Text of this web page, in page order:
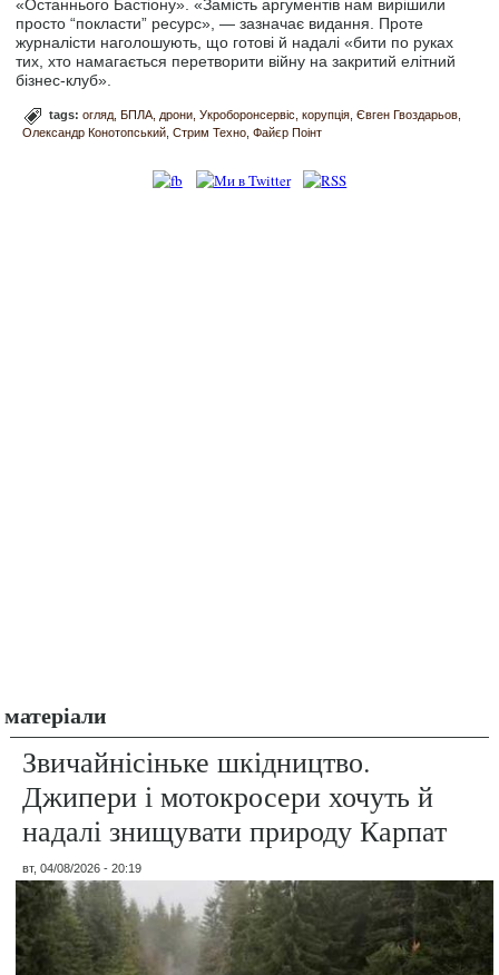
«Останнього Бастіону». «Замість аргументів нам вирішили
просто “покласти” ресурс», — зазначає видання. Проте
журналісти наголошують, що готові й надалі «бити по руках
тих, хто намагається перетворити війну на закритий елітний
бізнес-клуб».
tags:огляд БПЛА дрони Укроборонсервіс корупція Євген Гвоздарьов
Олександр Конотопський Стрим Техно Файєр Поінт
матеріали
Звичайнісіньке шкідництво.
Джипери і мотокросери хочуть й
надалі знищувати природу Карпат
вт, 04/08/2026 - 20:19